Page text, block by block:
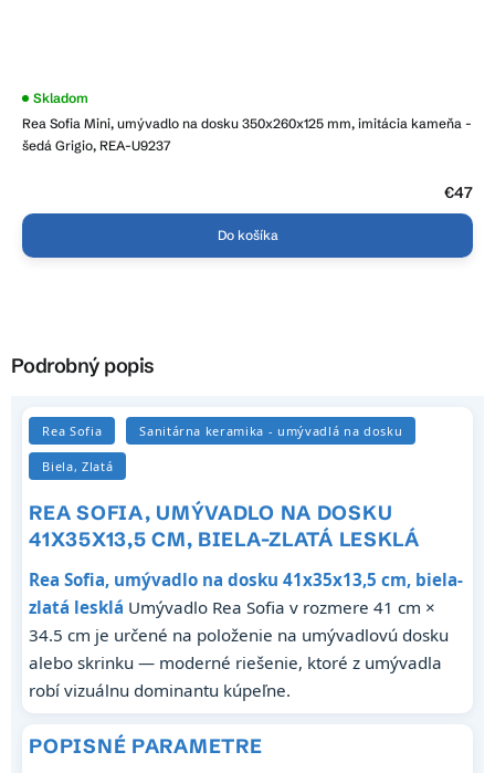
Rea Sofia Mini, umývadlo na dosku 350x260x125 mm, imitácia kameňa -
šedá Grigio, REA-U9237
Skladom
€47
Do košíka
Podrobný popis
Rea Sofia Sanitárna keramika - umývadlá na dosku
Biela, Zlatá
REA SOFIA, UMÝVADLO NA DOSKU
41X35X13,5 CM, BIELA-ZLATÁ LESKLÁ
Rea Sofia, umývadlo na dosku 41x35x13,5 cm, biela-
zlatá lesklá Umývadlo Rea Sofia v rozmere 41 cm ×
34.5 cm je určené na položenie na umývadlovú dosku
alebo skrinku — moderné riešenie, ktoré z umývadla
robí vizuálnu dominantu kúpeľne.
POPISNÉ PARAMETRE